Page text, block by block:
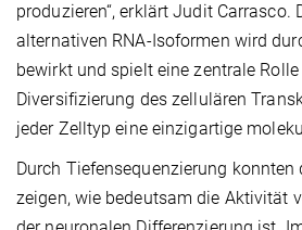
produzieren“, erklärt Judit Carrasco.
alternativen RNA-Isoformen wird
bewirkt und spielt eine zentrale
Diversifizierung des zellulären
jeder Zelltyp eine einzigartige
Durch Tiefensequenzierung konnten
zeigen, wie bedeutsam die Aktivität